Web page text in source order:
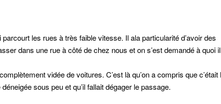
les rues à très faible vitesse. Il ala particularité d’avoir des
dans une rue à côté de chez nous et on s’est demandé à quoi
vidée de voitures. C’est là qu’on a compris que c’était
sous peu et qu’il fallait dégager le passage.